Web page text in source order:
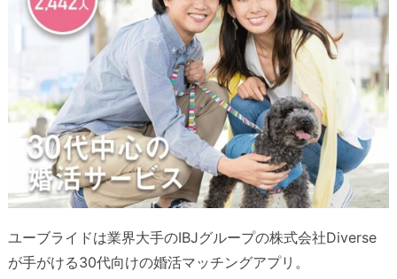
ユーブライドは業界大手のIBJグループの株式会社Diverse
が手がける30代向けの婚活マッチングアプリ。